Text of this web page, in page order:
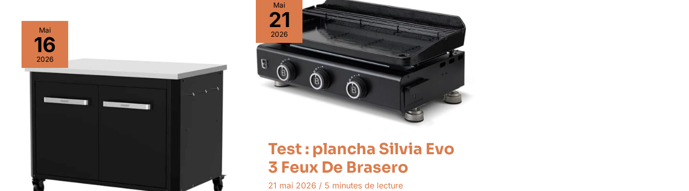
Mai
21
2026
Test : plancha Silvia Evo
3 Feux De Brasero
21 mai 2026 / 5 minutes de lecture
Mai
16
2026